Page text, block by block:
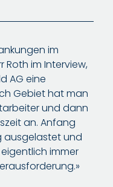
im
Roth im Interview,
AG eine
Gebiet hat man
und dann
an. Anfang
ausgelastet und
immer